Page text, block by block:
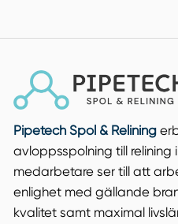
Pipetech Spol & Relining
avloppsspolning till relining
medarbetare ser till att
enlighet med gällande
kvalitet samt maximal